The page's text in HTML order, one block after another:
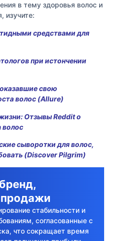
в тему здоровья волос и
изучите:
средствами для
при истончении
свою
волос (Allure)
Отзывы Reddit о
волос
сыворотки для волос,
(Discover Pilgrim)
продажи
стабильности и
согласованные с
что сокращает время